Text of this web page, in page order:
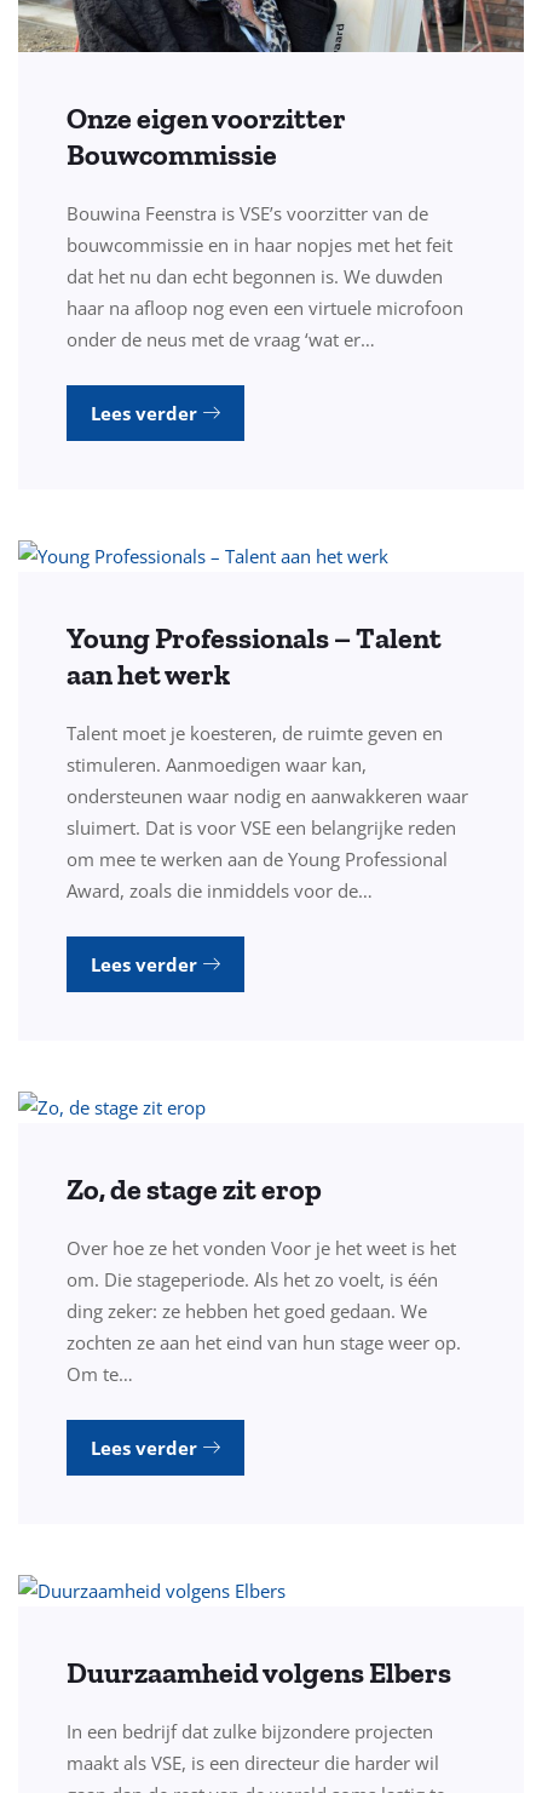
Onze eigen voorzitter
Bouwcommissie
Bouwina Feenstra is VSE’s voorzitter van de
bouwcommissie en in haar nopjes met het feit
dat het nu dan echt begonnen is. We duwden
haar na afloop nog even een virtuele microfoon
onder de neus met de vraag ‘wat er…
Lees verder
Young Professionals – Talent
aan het werk
Talent moet je koesteren, de ruimte geven en
stimuleren. Aanmoedigen waar kan,
ondersteunen waar nodig en aanwakkeren waar
sluimert. Dat is voor VSE een belangrijke reden
om mee te werken aan de Young Professional
Award, zoals die inmiddels voor de…
Lees verder
Zo, de stage zit erop
Over hoe ze het vonden Voor je het weet is het
om. Die stageperiode. Als het zo voelt, is één
ding zeker: ze hebben het goed gedaan. We
zochten ze aan het eind van hun stage weer op.
Om te…
Lees verder
Duurzaamheid volgens Elbers
In een bedrijf dat zulke bijzondere projecten
maakt als VSE, is een directeur die harder wil